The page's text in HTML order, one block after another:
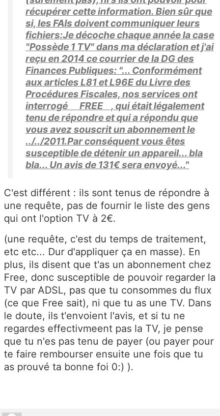
récupérer cette information. Bien sûr que
si, les FAIs doivent communiquer leurs
fichiers:Je décoche chaque année la case
"Possède 1 TV" dans ma déclaration et j'ai
reçu en 2014 ce courrier de la DG des
Finances Publiques: "... Conformément
aux articles L81 et L96E du Livre des
Procédures Fiscales, nos services ont
interrogé FREE , qui était légalement
tenu de répondre et qui a répondu que
vous avez souscrit un abonnement le
../../2011.Par conséquent vous êtes
susceptible de détenir un appareil... bla
bla... Un avis de 131€ sera envoyé..."
C'est différent : ils sont tenus de répondre à
une requête, pas de fournir le liste des gens
qui ont l'option TV à 2€.
(une requête, c'est du temps de traitement,
etc etc... Dur d'appliquer ça en masse). En
plus, ils disent que t'as un abonnement chez
Free, donc susceptible de pouvoir regarder la
TV par ADSL, pas que tu consommes du flux
(ce que Free sait), ni que tu as une TV. Dans
le doute, ils t'envoient l'avis, et si tu ne
regardes effectivmeent pas la TV, je pense
que tu n'es pas tenu de payer (ou payer pour
te faire rembourser ensuite une fois que tu
as prouvé ta bonne foi 0:) ).